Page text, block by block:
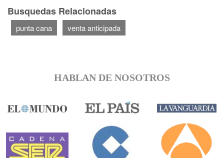
Busquedas Relacionadas
punta cana venta anticipada
HABLAN DE NOSOTROS